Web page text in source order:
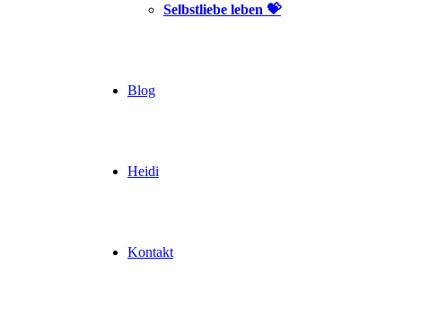
Selbstliebe leben 💝
Blog
Heidi
Kontakt